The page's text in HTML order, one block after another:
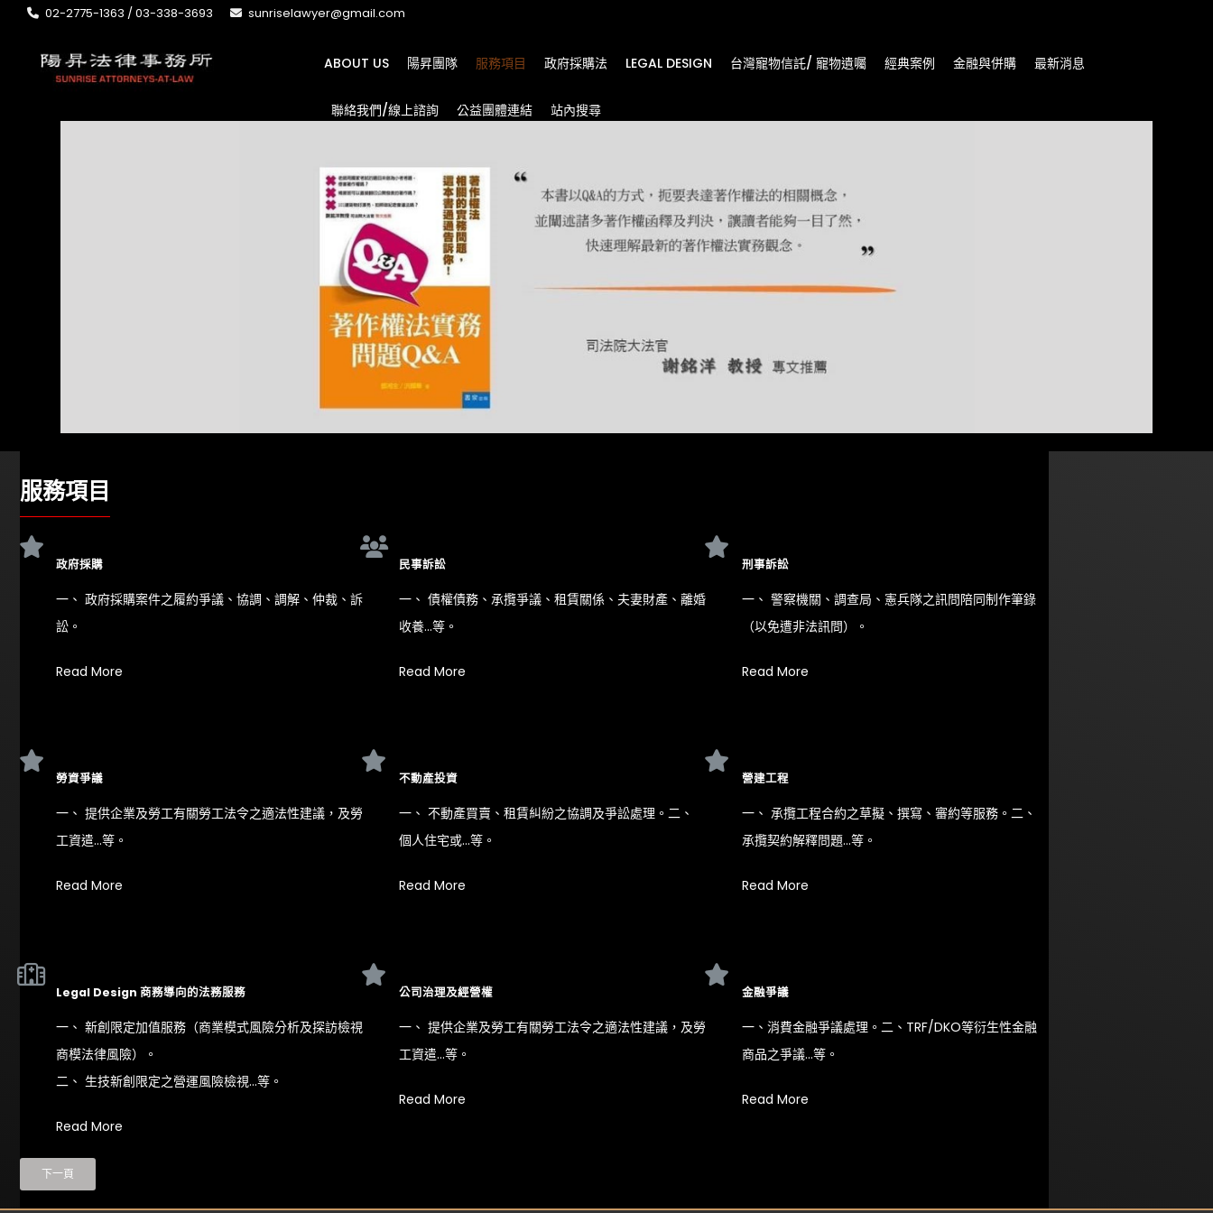
02-2775-1363 / 03-338-3693 sunriselawyer@gmail.com
ABOUT US 陽昇團隊 服務項目 政府採購法 LEGAL DESIGN 台灣寵物信託/ 寵物遺囑 經典案例 金融與併購 最新消息
聯絡我們/線上諮詢 公益團體連結 站內搜尋
服務項目
政府採購
一、 政府採購案件之履約爭議、協調、調解、仲裁、訴
訟。
Read More
民事訴訟
一、 債權債務、承攬爭議、租賃關係、夫妻財產、離婚
收養…等。
Read More
刑事訴訟
一、 警察機關、調查局、憲兵隊之訊問陪同制作筆錄
（以免遭非法訊問）。
Read More
勞資爭議
一、 提供企業及勞工有關勞工法令之適法性建議，及勞
工資遣…等。
Read More
不動產投資
一、 不動產買賣、租賃糾紛之協調及爭訟處理。二、
個人住宅或…等。
Read More
營建工程
一、 承攬工程合約之草擬、撰寫、審約等服務。二、
承攬契約解釋問題…等。
Read More
Legal Design 商務導向的法務服務
一、 新創限定加值服務（商業模式風險分析及探訪檢視
商模法律風險）。
二、 生技新創限定之營運風險檢視…等。
Read More
公司治理及經營權
一、 提供企業及勞工有關勞工法令之適法性建議，及勞
工資遣…等。
Read More
金融爭議
一、消費金融爭議處理。二、TRF/DKO等衍生性金融
商品之爭議…等。
Read More
下一頁